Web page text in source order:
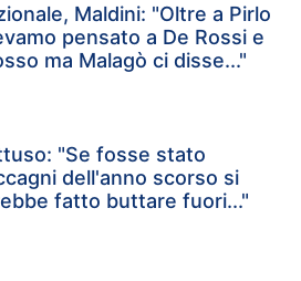
Maldini: "Oltre a Pirlo
pensato a De Rossi e
ma Malagò ci disse..."
"Se fosse stato
dell'anno scorso si
fatto buttare fuori..."